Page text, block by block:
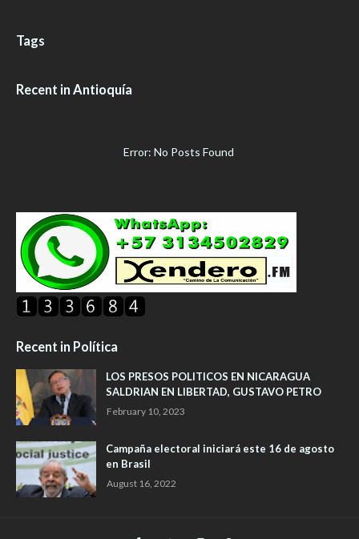
Tags
Recent in Antioquía
Error: No Posts Found
Recent in Política
LOS PRESOS POLITICOS EN NICARAGUA
SALDRIAN EN LIBERTAD, GUSTAVO PETRO
February 10, 2023
Campaña electoral iniciará este 16 de agosto
en Brasil
August 16, 2022